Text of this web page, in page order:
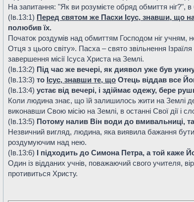
На запитання: "Як ви розумієте обряд обмиття ніг?",
(Ів.13:1) Перед святом же Пасхи Ісус, знавши, що
полюбив їх.
Початок роздумів над обмиттям Господом ніг
Отця з цього світу». Пасха – свято звільнення
завершення місії Ісуса Христа на Землі.
(Ів.13:2) Під час же вечері, як диявол уже був
(Ів.13:3) то Ісус, знавши те, що Отець віддав все
(Ів.13:4) устає від вечері, і здіймає одежу, бере
Коли людина знає, що їй залишилось жити на Землі
виконавши Свою місію на Землі, в останні Свої дії і
(Ів.13:5) Потому налив Він води до вмивальниці,
Незвичний вигляд, людина, яка виявила бажання
роздумуючим над нею.
(Ів.13:6) І підходить до Симона Петра, а той каже
Один із відданих учнів, поважаючий свого учителя,
противиться Христу.